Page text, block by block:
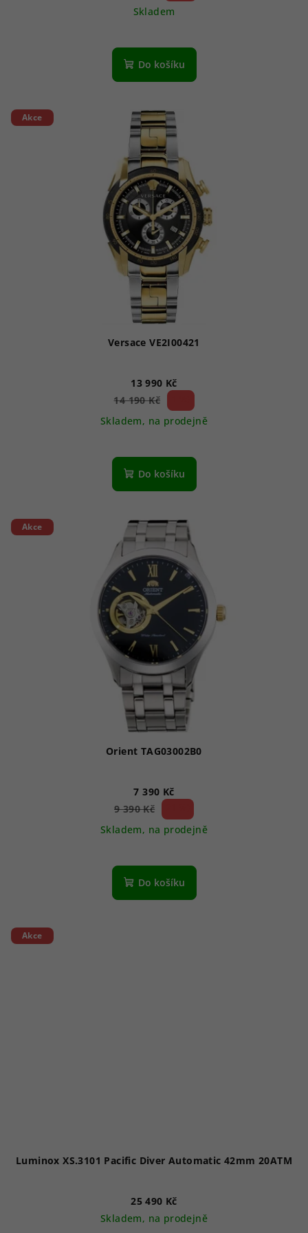
Skladem
Do košíku
Akce
Versace VE2I00421
13 990 Kč
14 190 Kč
Skladem, na prodejně
Do košíku
Akce
Orient TAG03002B0
7 390 Kč
9 390 Kč
Skladem, na prodejně
Do košíku
Akce
Luminox XS.3101 Pacific Diver Automatic 42mm 20ATM
25 490 Kč
Skladem, na prodejně